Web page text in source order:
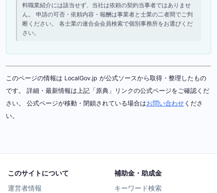
料職業紹介には該当せず、当社は依頼の契約当事者ではありませ
ん。 申請の可否・依頼内容・報酬は事業者と士業の二者間でご判
断ください。 各士業の連合会会員検索で個別事務所をお選びくだ
さい。
このページの情報は LocalGov.jp が公式ソースから取得・整理したもの
です。 詳細・最新情報は上記「原典」リンクの公式ページをご確認くだ
さい。 公式ページが移動・閉鎖されている場合はお問い合わせ くださ
い。
このサイトについて
運営者情報
補助金・助成金
キーワード検索